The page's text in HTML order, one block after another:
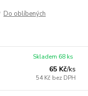
Do oblíbených
65 Kč/ks
54 Kč bez DPH
Skladem 68 ks